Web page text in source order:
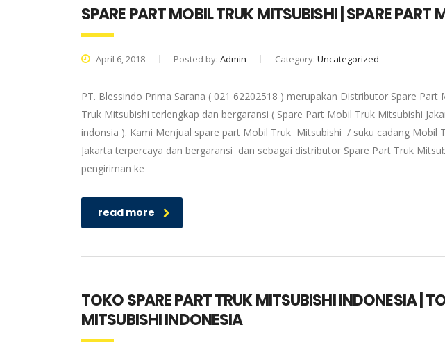
SPARE PART MOBIL TRUK MITSUBISHI | SPARE PART
April 6, 2018 Posted by: Admin Category: Uncategorized
PT. Blessindo Prima Sarana ( 021 62202518 ) merupakan Distributor Spare
Truk Mitsubishi terlengkap dan bergaransi ( Spare Part Mobil Truk Mitsubishi
indonsia ). Kami Menjual spare part Mobil Truk Mitsubishi / suku cadang Mobil
Jakarta terpercaya dan bergaransi dan sebagai distributor Spare Part Truk
pengiriman ke
read more
TOKO SPARE PART TRUK MITSUBISHI INDONESIA |
MITSUBISHI INDONESIA